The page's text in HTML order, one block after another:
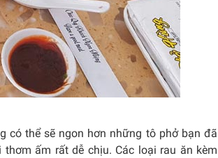
có thể sẽ ngon hơn những tô phở bạn đã
ấm rất dễ chịu. Các loại rau ăn kèm